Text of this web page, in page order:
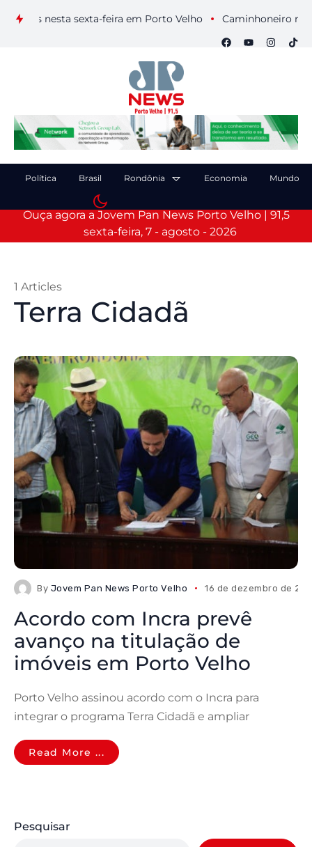
nesta sexta-feira em Porto Velho Caminhoneiro morre
Política Brasil Rondônia Economia Mundo
Ouça agora a Jovem Pan News Porto Velho | 91,5
sexta-feira, 7 - agosto - 2026
Terra Cidadã
1 Articles
By Jovem Pan News Porto Velho 16 de dezembro de
Acordo com Incra prevê
avanço na titulação de
imóveis em Porto Velho
Porto Velho assinou acordo com o Incra para
integrar o programa Terra Cidadã e ampliar
Read More ...
Pesquisar